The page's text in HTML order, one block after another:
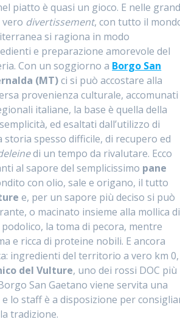
piatto è quasi un gioco. E nelle
vero divertissement, con tutto il
si ragiona in modo
e preparazione amorevole del
Con un soggiorno a Borgo San
(MT)ci si può accostare alla
provenienza culturale, accomunati
italiane, la base è quella della
ed esaltati dall’utilizzo di
storia spesso difficile, di recupero ed
di un tempo da rivalutare. Ecco
al sapore del semplicissimo pane
con olio, sale e origano, il tutto
e, per un sapore più deciso si può
o macinato insieme alla mollica di
la toma di pecora, mentre
e ricca di proteine nobili. E ancora
ingredienti del territorio a vero km 0,
del Vulture, uno dei rossi DOC più
San Gaetano viene servita una
lo staff è a disposizione per
tradizione.